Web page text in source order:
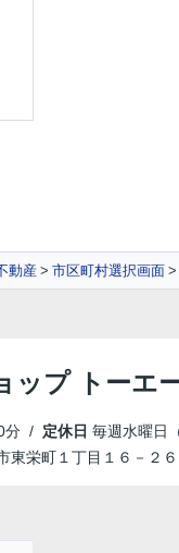
動産 市区町村選択画面
ップ トーエ
分 / 定休日 毎週水曜日
東栄町１丁目１６－２６